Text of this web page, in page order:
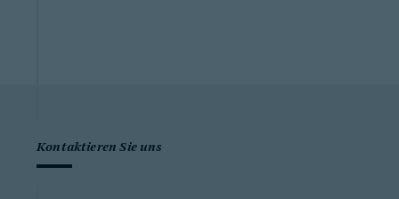
Kontaktieren Sie uns